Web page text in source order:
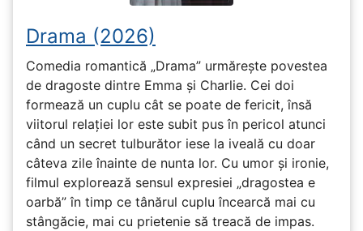
Drama (2026)
Comedia romantică „Drama” urmărește povestea
de dragoste dintre Emma și Charlie. Cei doi
formează un cuplu cât se poate de fericit, însă
viitorul relației lor este subit pus în pericol atunci
când un secret tulburător iese la iveală cu doar
câteva zile înainte de nunta lor. Cu umor și ironie,
filmul explorează sensul expresiei „dragostea e
oarbă” în timp ce tânărul cuplu încearcă mai cu
stângăcie, mai cu prietenie să treacă de impas.